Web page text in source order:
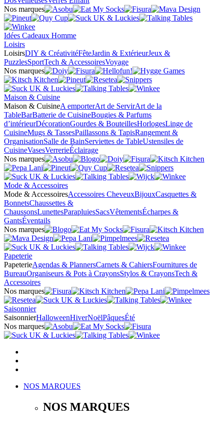
Nos marques
Idées Cadeaux Homme
Loisirs
LoisirsDIY & CréativitéFêteJardin & ExtérieurJeux &
PuzzlesSportTech & AccessoiresVoyage
Nos marques
Maison & Cuisine
Maison & CuisineA emporterArt de ServirArt de la
TableBarBatterie de CuisineBougies & Parfums
d’intérieurDécorationGourdes & BouteillesHorlogesLinge de
CuisineMugs & TassesPaillassons & TapisRangement &
OrganisationSalle de BainServiettes de TableUstensiles de
CuisineVasesVerrerieÉclairage
Nos marques
Mode & Accessoires
Mode & AccessoiresAccessoires CheveuxBijouxCasquettes &
BonnetsChaussettes &
ChaussonsLunettesParapluiesSacsVêtementsÉcharpes &
GantsÉventails
Nos marques
Papeterie
PapeterieAgendas & PlannersCarnets & CahiersFournitures de
BureauOrganiseurs & Pots à CrayonsStylos & CrayonsTech &
Accessoires
Nos marques
Saisonnier
SaisonnierHalloweenHiverNoëlPâquesÉté
Nos marques
NOS MARQUES
NOS MARQUES